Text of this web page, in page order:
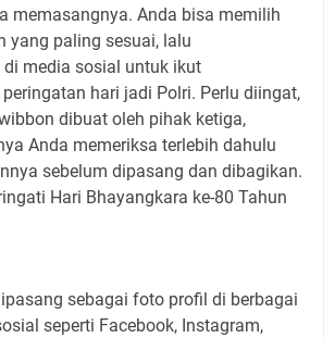
memasangnya. Anda bisa memilih
yang paling sesuai, lalu
media sosial untuk ikut
hari jadi Polri. Perlu diingat,
dibuat oleh pihak ketiga,
Anda memeriksa terlebih dahulu
sebelum dipasang dan dibagikan.
Hari Bhayangkara ke-80 Tahun
sebagai foto profil di berbagai
seperti Facebook, Instagram,